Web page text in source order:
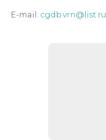
E-mail: cgdb.vrn@list.ru